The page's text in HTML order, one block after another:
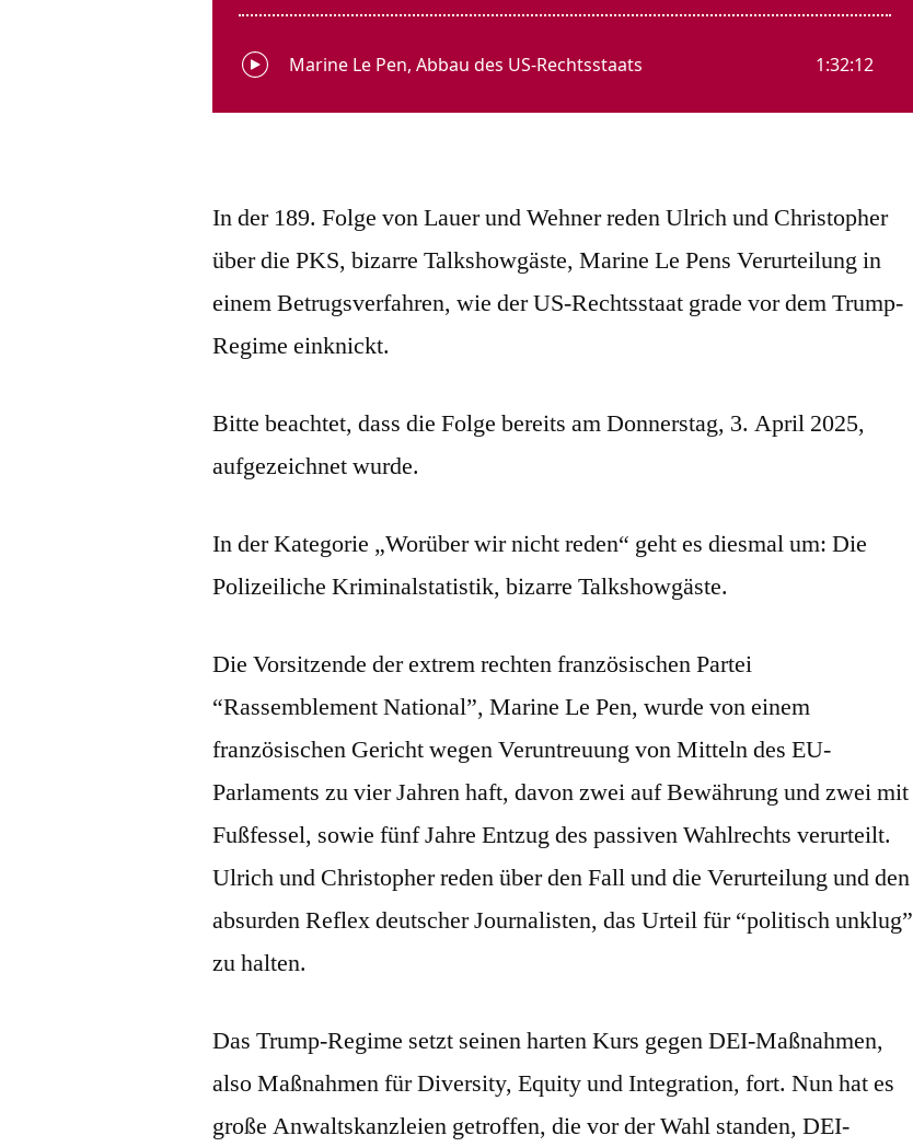
In der 189. Folge von Lauer und Wehner reden Ulrich und Christopher
über die PKS, bizarre Talkshowgäste, Marine Le Pens Verurteilung in
einem Betrugsverfahren, wie der US-Rechtsstaat grade vor dem Trump-
Regime einknickt.
Bitte beachtet, dass die Folge bereits am Donnerstag, 3. April 2025,
aufgezeichnet wurde.
In der Kategorie „Worüber wir nicht reden“ geht es diesmal um: Die
Polizeiliche Kriminalstatistik, bizarre Talkshowgäste.
Die Vorsitzende der extrem rechten französischen Partei
“Rassemblement National”, Marine Le Pen, wurde von einem
französischen Gericht wegen Veruntreuung von Mitteln des EU-
Parlaments zu vier Jahren haft, davon zwei auf Bewährung und zwei mit
Fußfessel, sowie fünf Jahre Entzug des passiven Wahlrechts verurteilt.
Ulrich und Christopher reden über den Fall und die Verurteilung und den
absurden Reflex deutscher Journalisten, das Urteil für “politisch unklug”
zu halten.
Das Trump-Regime setzt seinen harten Kurs gegen DEI-Maßnahmen,
also Maßnahmen für Diversity, Equity und Integration, fort. Nun hat es
große Anwaltskanzleien getroffen, die vor der Wahl standen, DEI-